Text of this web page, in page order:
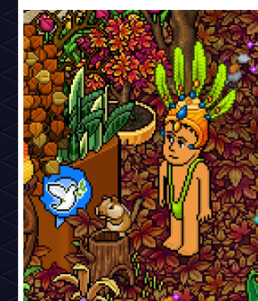
Habbo promete
de Carnaval (item de